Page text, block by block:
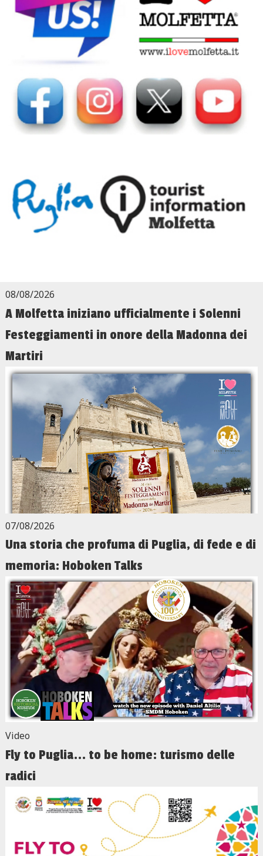
08/08/2026
A Molfetta iniziano ufficialmente i Solenni
Festeggiamenti in onore della Madonna dei
Martiri
07/08/2026
Una storia che profuma di Puglia, di fede e di
memoria: Hoboken Talks
Video
Fly to Puglia... to be home: turismo delle
radici